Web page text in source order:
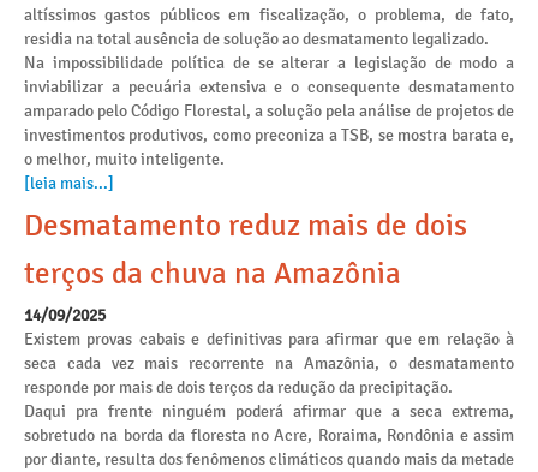
altíssimos gastos públicos em fiscalização, o problema, de fato,
residia na total ausência de solução ao desmatamento legalizado.
Na impossibilidade política de se alterar a legislação de modo a
inviabilizar a pecuária extensiva e o consequente desmatamento
amparado pelo Código Florestal, a solução pela análise de projetos de
investimentos produtivos, como preconiza a TSB, se mostra barata e,
o melhor, muito inteligente.
[leia mais...]
Desmatamento reduz mais de dois
terços da chuva na Amazônia
14/09/2025
Existem provas cabais e definitivas para afirmar que em relação à
seca cada vez mais recorrente na Amazônia, o desmatamento
responde por mais de dois terços da redução da precipitação.
Daqui pra frente ninguém poderá afirmar que a seca extrema,
sobretudo na borda da floresta no Acre, Roraima, Rondônia e assim
por diante, resulta dos fenômenos climáticos quando mais da metade